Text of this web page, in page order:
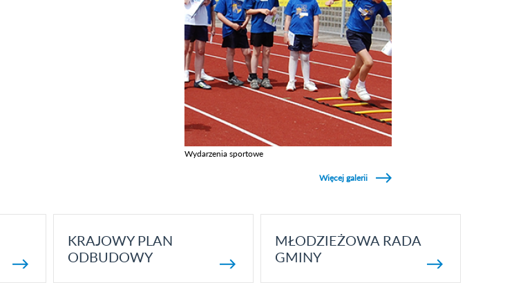
Wydarzenia sportowe
Więcej galerii
KRAJOWY PLAN
ODBUDOWY
MŁODZIEŻOWA RADA
GMINY